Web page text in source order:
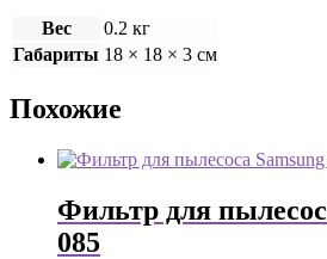
Вес
0.2 кг
Габариты 18 × 18 × 3 см
Похожие
Фильтр для
085